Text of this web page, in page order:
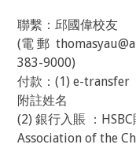
聯繫：邱國偉校友
(電 郵
383-9000)
付款：(1) e-transfer
附註姓名
(2) 銀行入賬 ：
Association of the